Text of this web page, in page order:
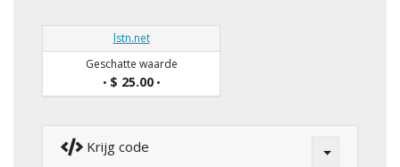
lstn.net
Geschatte waarde
• $ 25.00•
Krijg code